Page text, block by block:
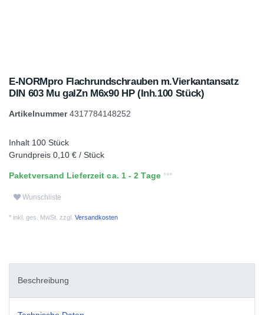
E-NORMpro Flachrundschrauben m.Vierkantansatz
DIN 603 Mu galZn M6x90 HP (Inh.100 Stück)
Artikelnummer4317784148252
Inhalt 100 Stück
Grundpreis 0,10 € / Stück
Paketversand Lieferzeit ca. 1 - 2 Tage
Wunschliste
* inkl. ges. MwSt. zzgl. Versandkosten
Beschreibung